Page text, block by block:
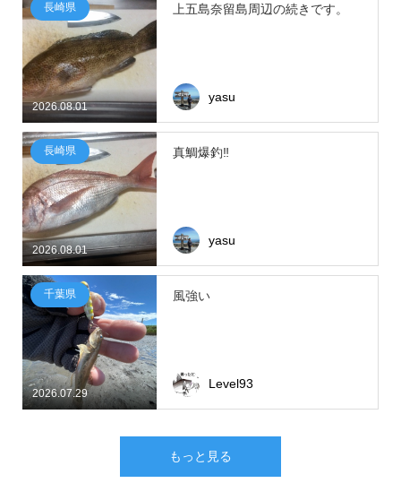
2026.08.01
長崎県 上五島奈留島周辺の続きです。
yasu
2026.08.01
長崎県 真鯛爆釣‼
yasu
2026.07.29
千葉県 風強い
Level93
もっと見る